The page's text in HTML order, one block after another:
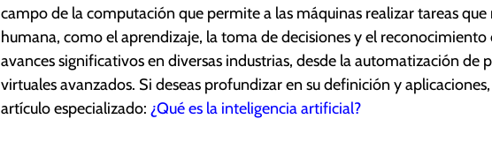
campo de la computación que permite a las máquinas realizar tareas
humana, como el aprendizaje, la toma de decisiones y el
avances significativos en diversas industrias, desde la automatización de
virtuales avanzados. Si deseas profundizar en su definición y
artículo especializado: ¿Qué es la inteligencia artificial?